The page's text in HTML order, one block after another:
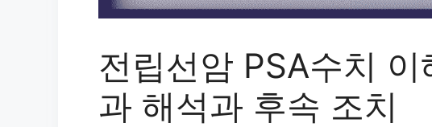
전립선암 PSA수치
과 해석과 후속 조치